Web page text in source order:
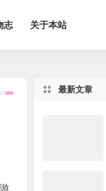
志 关于本站
最新文章